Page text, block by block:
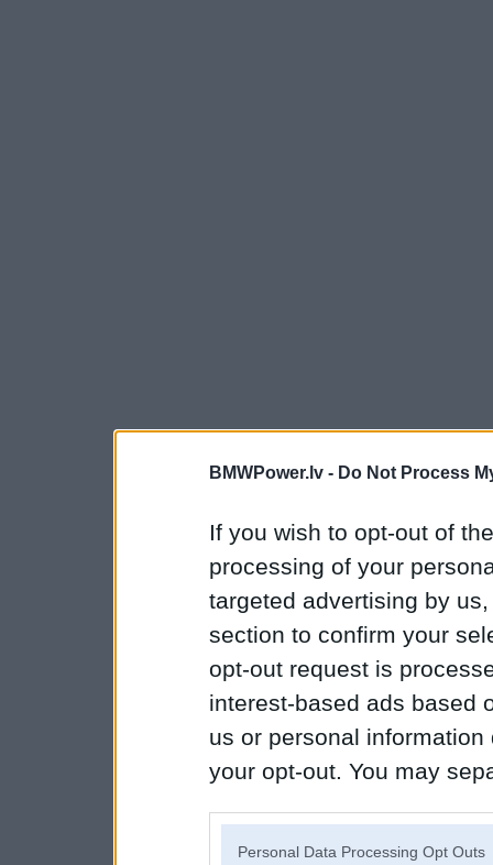
BMWPower.lv - Do Not Process
If you wish to opt-out of
processing of your
targeted advertising by
section to confirm your
opt-out request is
interest-based ads based
us or personal
your opt-out. You may
Personal Data Processing Opt Outs